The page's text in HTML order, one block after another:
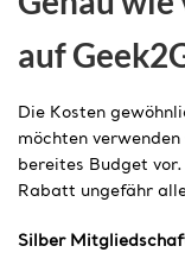
auf
Die Kosten
möchten
bereites Budget
Rabatt ungefähr
Silber